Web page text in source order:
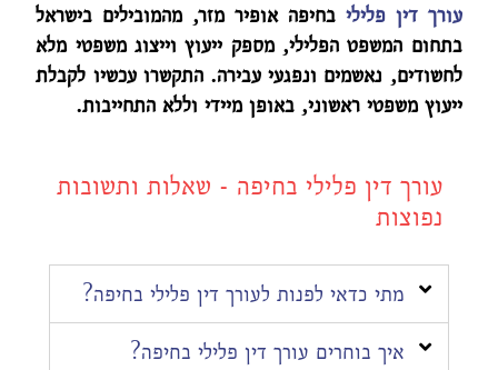
עורך דין פלילי בחיפה אופיר מזר, מהמובילים בישראל
בתחום המשפט הפלילי, מספק ייעוץ וייצוג משפטי מלא
לחשודים, נאשמים ונפגעי עבירה. התקשרו עכשיו לקבלת
ייעוץ משפטי ראשוני, באופן מיידי וללא התחייבות.
עורך דין פלילי בחיפה - שאלות ותשובות
נפוצות
מתי כדאי לפנות לעורך דין פלילי בחיפה?
איך בוחרים עורך דין פלילי בחיפה?